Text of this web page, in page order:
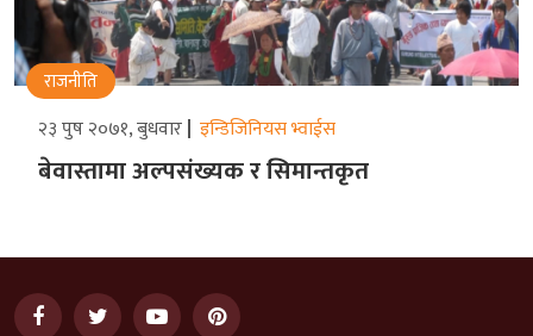
राजनीति
२३ पुष २०७१, बुधवार इन्डिजिनियस भ्वाईस
बेवास्तामा अल्पसंख्यक र सिमान्तकृत